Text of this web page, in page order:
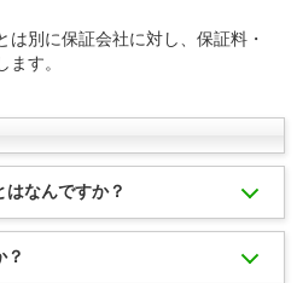
は別に保証会社に対し、保証料・
す。
なんですか？
？